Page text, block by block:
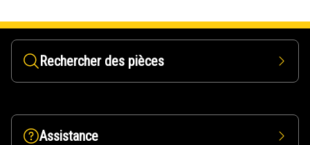
Rechercher des pièces
Assistance